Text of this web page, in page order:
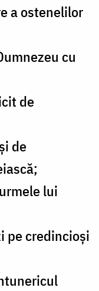
a ostenelilor
cu
de
de
lui
pe credincioși